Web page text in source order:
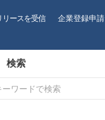
リースを受信 企業登録申請
検索